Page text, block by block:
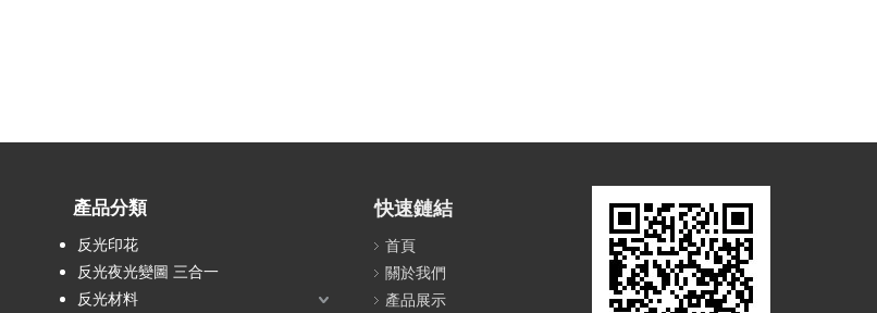
產品分類
反光印花
反光夜光變圖 三合一
反光材料
快速鏈結
首頁
關於我們
產品展示